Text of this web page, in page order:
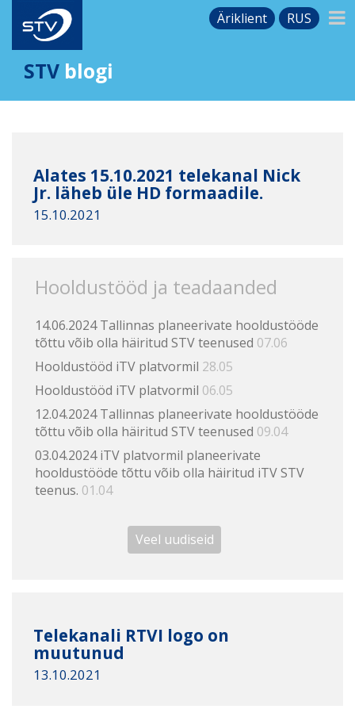
Äriklient RUS
STV blogi
Alates 15.10.2021 telekanal Nick
Jr. läheb üle HD formaadile.
15.10.2021
Hooldustööd ja teadaanded
14.06.2024 Tallinnas planeerivate hooldustööde
tõttu võib olla häiritud STV teenused 07.06
Hooldustööd iTV platvormil 28.05
Hooldustööd iTV platvormil 06.05
12.04.2024 Tallinnas planeerivate hooldustööde
tõttu võib olla häiritud STV teenused 09.04
03.04.2024 iTV platvormil planeerivate
hooldustööde tõttu võib olla häiritud iTV STV
teenus. 01.04
Veel uudiseid
Telekanali RTVI logo on
muutunud
13.10.2021